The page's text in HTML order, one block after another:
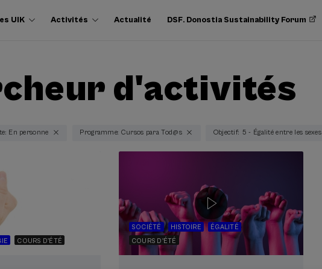
UIK Activités Actualité DSF. Donostia Sustainability Forum
d'activités
En personne Programme: Cursos para Tod@s Objectif: 5 - Égalité entre les sexes
COURS D'ÉTÉ
SOCIÉTÉ HISTOIRE
ÉGALITÉ
COURS D'ÉTÉ